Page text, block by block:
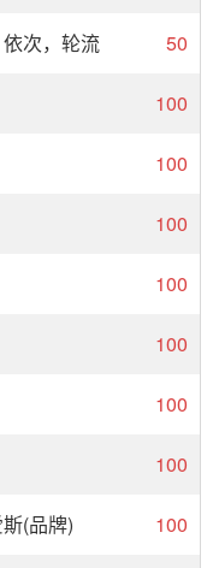
次，轮流 50
100
100
100
100
100
100
100
(品牌) 100